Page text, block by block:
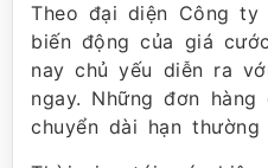
Theo đại diện Công ty
biến động của giá
nay chủ yếu diễn ra
ngay. Những đơn
chuyển dài hạn